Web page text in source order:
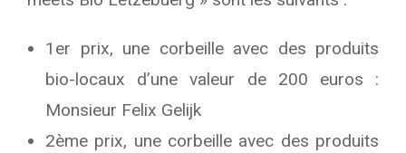
1er prix, une corbeille avec des produits
bio-locaux d’une valeur de 200 euros :
Monsieur Felix Gelijk
2ème prix, une corbeille avec des produits